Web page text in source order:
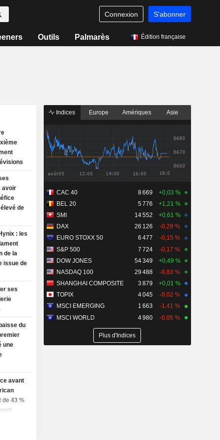
Connexion S'abonner
Outils Palmarès Édition française
avoir
de
: les
de la
issue de
ses
du
une
avant
de 43 %
Indices Europe Amériques Asie
CAC 40 8 669
+0,03 %
BEL 20
5 776
+1,21 %
SMI
14 552
+0,61 %
DAX
26 126
-0,29 %
EURO STOXX 50
6 477
-0,15 %
S&P 500
7 724
-0,17 %
DOW JONES
54 349
+0,49 %
NASDAQ 100
29 488
-0,83 %
SHANGHAI COMPOSITE
3 879
+0,01 %
TOPIX
4 045
-0,02 %
MSCI EMERGING
1 663
-1,41 %
MSCI WORLD
4 980 -0,05 %
Plus d'Indices